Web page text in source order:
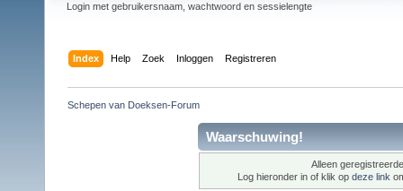
Login met gebruikersnaam, wachtwoord en sessielengte
Index Help Zoek Inloggen Registreren
Schepen van Doeksen-Forum
Waarschuwing!
Alleen
Log hieronder in of klik op deze link